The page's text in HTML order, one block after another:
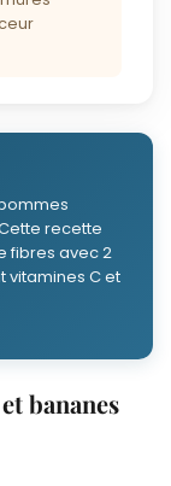
recette
fibres avec 2
vitamines C et
bananes